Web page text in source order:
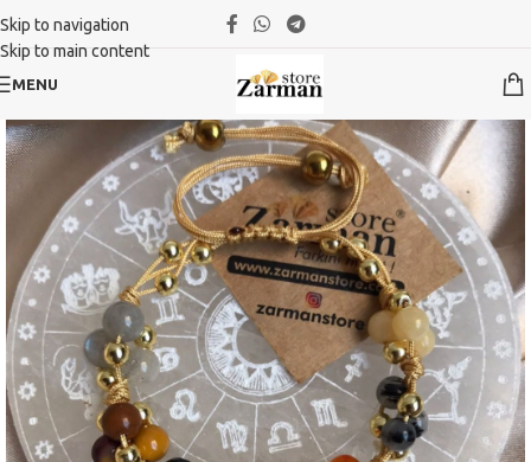
Skip to navigation
Skip to main content
MENU